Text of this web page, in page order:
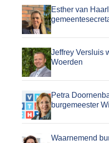
Esther van
Jeffrey Versluis
Woerden
Petra
burgemeester
Waarnemend